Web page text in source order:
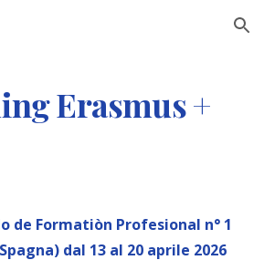
Skip to navigation
Erasmus +
de Formatiòn Profesional n° 1
dal 13 al 20 aprile 2026